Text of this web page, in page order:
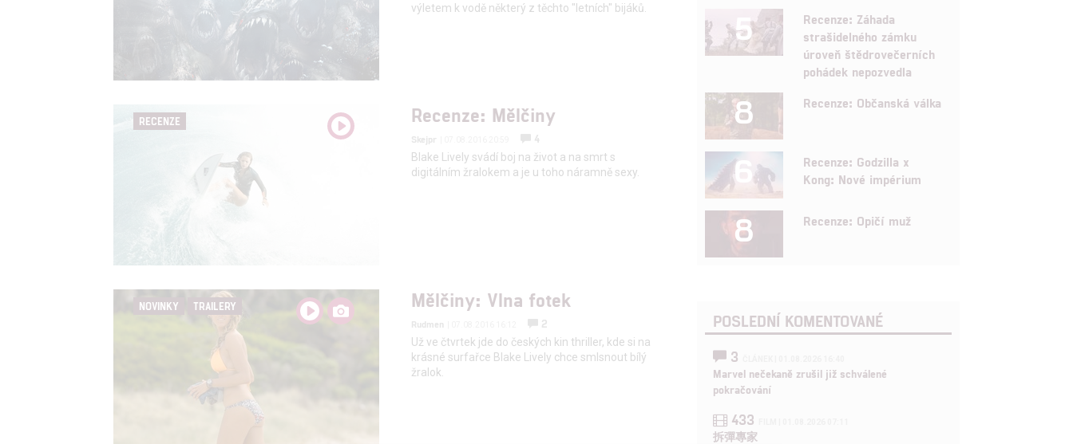
výletem k vodě některý z těchto "letních" bijáků.
RECENZE Recenze: Mělčiny
Skejpr
4
Blake Lively svádí boj na život a na smrt s
digitálním žralokem a je u toho náramně sexy.
NOVINKY TRAILERY Mělčiny: Vlna fotek
Rudmen
2
Už ve čtvrtek jde do českých kin thriller, kde si na
krásné surfařce Blake Lively chce smlsnout bílý
žralok.
5
Recenze: Záhada
strašidelného zámku
úroveň štědrovečerních
pohádek nepozvedla
8 Recenze: Občanská válka
6
Recenze: Godzilla x
Kong: Nové impérium
8 Recenze: Opičí muž
POSLEDNÍ KOMENTOVANÉ
3
Marvel nečekaně zrušil již schválené
pokračování
433
拆彈專家